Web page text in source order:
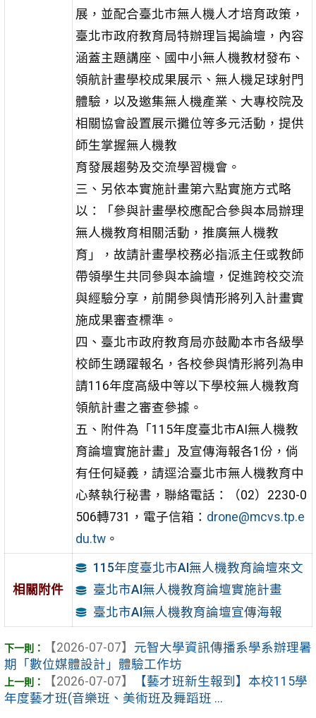
展，並配合臺北市無人機人才培育政策，
臺北市政府教育局特辦理旨揭論壇，內容
涵蓋主題講座、國中小無人機教材發布、
領航計畫學校成果展示、無人機足球射門
體驗，以及邀集無人機產業、大專校院及
相關協會設置展示攤位等多元活動，提供
師生掌握無人機教
育發展趨勢及交流學習機會。
三、另依本實施計畫第六點實施方式略
以：「參與計畫學校應配合參與本局辦理
無人機教育相關活動，推廣無人機教
育」，故請計畫學校務必指派主任或教師
帶領學生共同參與本論壇，促進跨校交流
與經驗分享，前開參與情形將列入計畫實
施成果審查標準。
四、臺北市政府教育局亦鼓勵本市各級學
校師生踴躍報名，各校參與情形將列為申
請116年度高級中等以下學校無人機教育
領航計畫之審查參據。
五、附件為「115年度臺北市AI無人機教
育論壇實施計畫」及宣傳海報各1份，倘
有任何疑義，請逕洽臺北市無人機教育中
心蔡執行秘書，聯絡電話：（02）2230-0
506轉731，電子信箱： drone@mcvs.tp.e
du.tw。
相關附件
115年度臺北市AI無人機教育論壇來文
臺北市AI無人機教育論壇實施計畫
臺北市AI無人機教育論壇宣傳海報
【2026-07-07】 元智大學資訊傳播系學系辦理暑
期「數位媒體設計」體驗工作坊
【2026-07-07】
【藝才班新生報到】本校115學
年度藝才班(音樂班、美術班及舞蹈班 ...